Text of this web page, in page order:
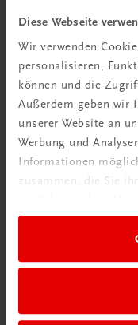
Diese Webseite
Wir verwenden
personalisieren,
können und die
Außerdem geben wir
unserer Website an
Werbung und
Informationen
zusammen, die Sie
Businessfrau
aus dem Ärmel
ihrem